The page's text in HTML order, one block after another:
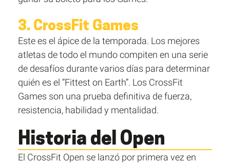
3. CrossFit Games
Este es el ápice de la temporada. Los mejores
atletas de todo el mundo compiten en una serie
de desafíos durante varios días para determinar
quién es el “Fittest on Earth”. Los CrossFit
Games son una prueba definitiva de fuerza,
resistencia, habilidad y mentalidad.
Historia del Open
El CrossFit Open se lanzó por primera vez en